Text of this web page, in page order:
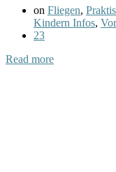
on Fliegen,
Kindern Infos,
23
Read more